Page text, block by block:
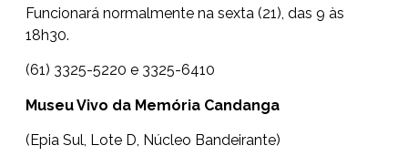
Funcionará normalmente na sexta (21), das 9 às
18h30.
(61) 3325-5220 e 3325-6410
Museu Vivo da Memória Candanga
(Epia Sul, Lote D, Núcleo Bandeirante)